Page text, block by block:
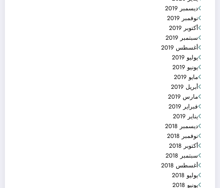
ديسمبر 2019
نوفمبر 2019
أكتوبر 2019
سبتمبر 2019
أغسطس 2019
يوليو 2019
يونيو 2019
مايو 2019
أبريل 2019
مارس 2019
فبراير 2019
يناير 2019
ديسمبر 2018
نوفمبر 2018
أكتوبر 2018
سبتمبر 2018
أغسطس 2018
يوليو 2018
يونيو 2018